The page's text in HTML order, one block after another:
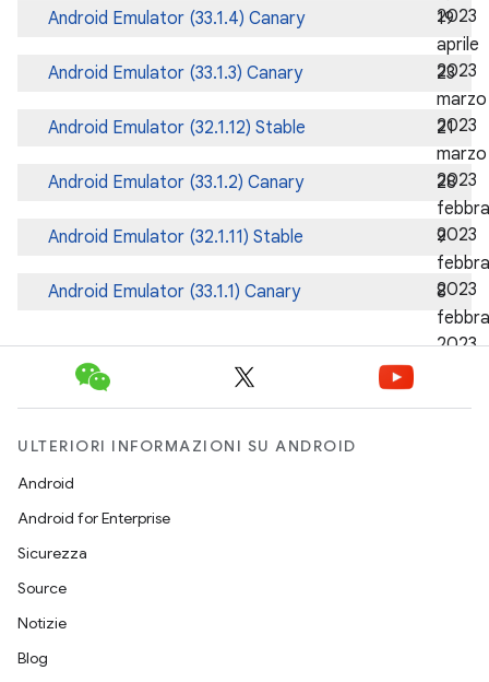
ULTERIORI INFORMAZIONI SU ANDROID
Android
Android for Enterprise
Sicurezza
Source
Notizie
Blog